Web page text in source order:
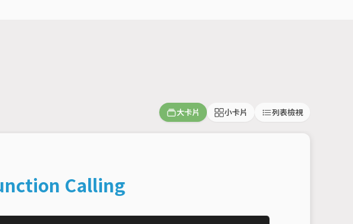
大卡片 小卡片 列表檢視
Calling